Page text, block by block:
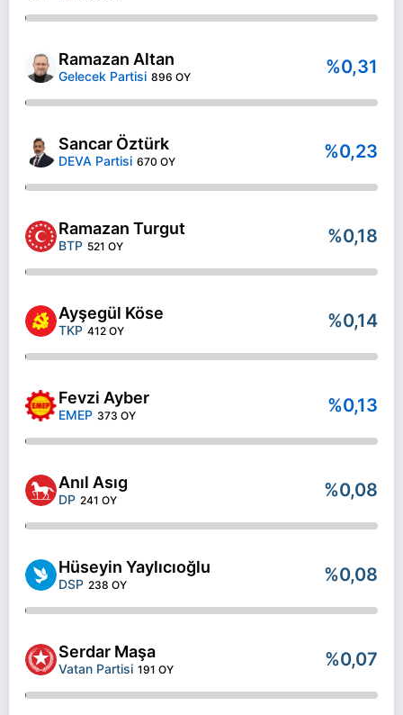
Ramazan Altan
Gelecek Partisi 896 OY %0,31
Sancar Öztürk
DEVA Partisi 670 OY %0,23
Ramazan Turgut
BTP 521 OY %0,18
Ayşegül Köse
TKP 412 OY %0,14
Fevzi Ayber
EMEP 373 OY %0,13
Anıl Asıg
DP 241 OY %0,08
Hüseyin Yaylıcıoğlu
DSP 238 OY %0,08
Serdar Maşa
Vatan Partisi 191 OY %0,07